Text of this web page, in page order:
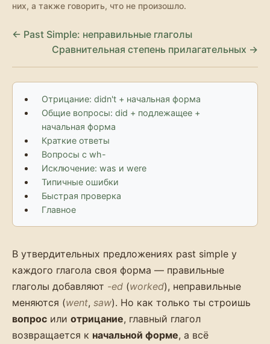
них, а также говорить, что не произошло.
← Past Simple: неправильные глаголы
Сравнительная степень прилагательных →
Отрицание: didn't + начальная форма
Общие вопросы: did + подлежащее +
начальная форма
Краткие ответы
Вопросы с wh-
Исключение: was и were
Типичные ошибки
Быстрая проверка
Главное
В утвердительных предложениях past simple у
каждого глагола своя форма — правильные
глаголы добавляют -ed (worked), неправильные
меняются (went, saw). Но как только ты строишь
вопрос или отрицание, главный глагол
возвращается к начальной форме, а всё